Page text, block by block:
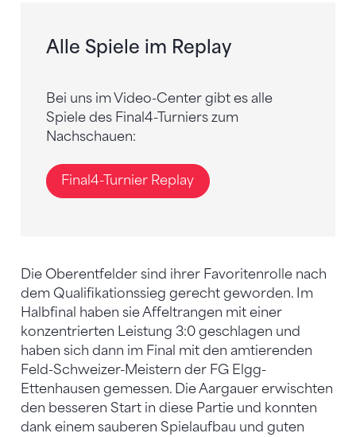
Alle Spiele im Replay
Bei uns im Video-Center gibt es alle
Spiele des Final4-Turniers zum
Nachschauen:
Final4-Turnier Replay
Die Oberentfelder sind ihrer Favoritenrolle nach
dem Qualifikationssieg gerecht geworden. Im
Halbfinal haben sie Affeltrangen mit einer
konzentrierten Leistung 3:0 geschlagen und
haben sich dann im Final mit den amtierenden
Feld-Schweizer-Meistern der FG Elgg-
Ettenhausen gemessen. Die Aargauer erwischten
den besseren Start in diese Partie und konnten
dank einem sauberen Spielaufbau und guten